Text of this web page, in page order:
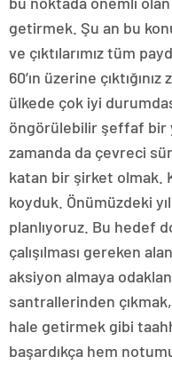
getirmek. Şu an bu
ve çıktılarımız tüm
60’ın üzerine
ülkede çok iyi
öngörülebilir şeffaf bir
zamanda da çevreci
katan bir şirket olmak.
koyduk. Önümüzdeki yıl
planlıyoruz. Bu hedef
çalışılması gereken
aksiyon almaya
santrallerinden
hale getirmek gibi
başardıkça hem